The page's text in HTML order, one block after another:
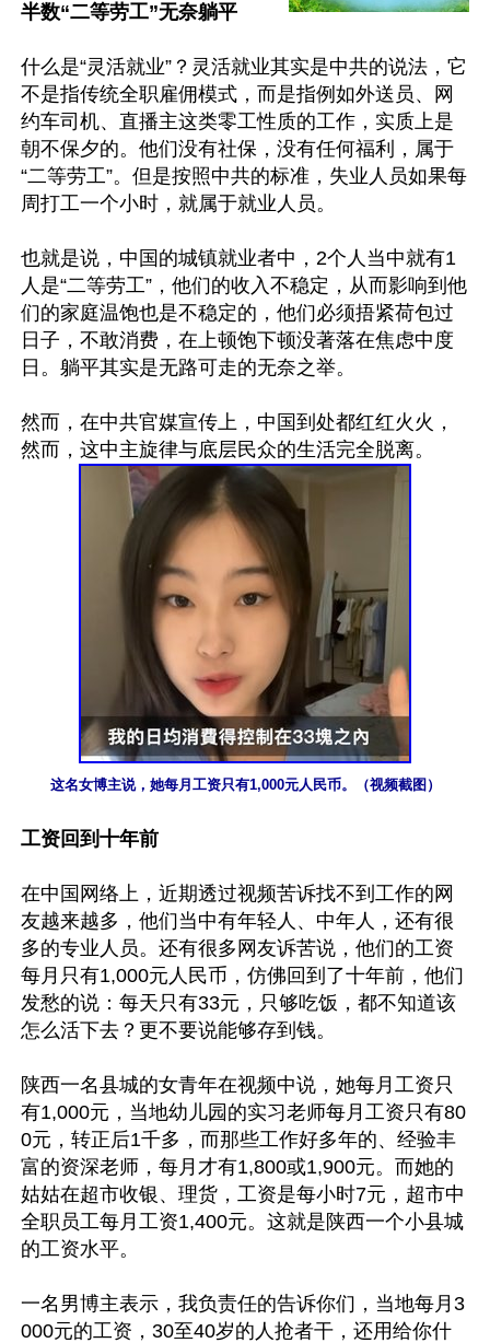
半数“二等劳工”无奈躺平
什么是“灵活就业”？灵活就业其实是中共的说法，它
不是指传统全职雇佣模式，而是指例如外送员、网
约车司机、直播主这类零工性质的工作，实质上是
朝不保夕的。他们没有社保，没有任何福利，属于
“二等劳工”。但是按照中共的标准，失业人员如果每
周打工一个小时，就属于就业人员。
也就是说，中国的城镇就业者中，2个人当中就有1
人是“二等劳工”，他们的收入不稳定，从而影响到他
们的家庭温饱也是不稳定的，他们必须捂紧荷包过
日子，不敢消费，在上顿饱下顿没著落在焦虑中度
日。躺平其实是无路可走的无奈之举。
然而，在中共官媒宣传上，中国到处都红红火火，
这名女博主说，她每月工资只有1,000元人民币。（视频截图）
工资回到十年前
在中国网络上，近期透过视频苦诉找不到工作的网
友越来越多，他们当中有年轻人、中年人，还有很
多的专业人员。还有很多网友诉苦说，他们的工资
每月只有1,000元人民币，仿佛回到了十年前，他们
发愁的说：每天只有33元，只够吃饭，都不知道该
怎么活下去？更不要说能够存到钱。
陕西一名县城的女青年在视频中说，她每月工资只
有1,000元，当地幼儿园的实习老师每月工资只有80
0元，转正后1千多，而那些工作好多年的、经验丰
富的资深老师，每月才有1,800或1,900元。而她的
姑姑在超市收银、理货，工资是每小时7元，超市中
全职员工每月工资1,400元。这就是陕西一个小县城
的工资水平。
一名男博主表示，我负责任的告诉你们，当地每月3
000元的工资，30至40岁的人抢者干，还用给你什